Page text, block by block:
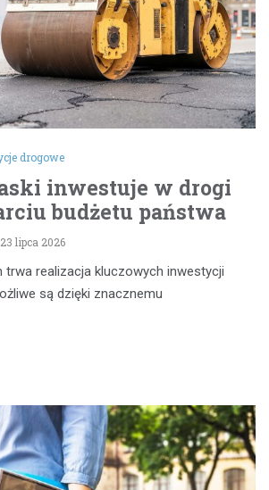
drogowe
inwestuje w drogi
budżetu państwa
23 lipca 2026
trwa realizacja kluczowych inwestycji
są dzięki znacznemu